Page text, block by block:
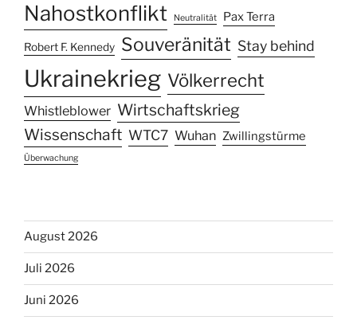
Nahostkonflikt Neutralität Pax Terra
Robert F. Kennedy Souveränität Stay behind
Ukrainekrieg Völkerrecht
Whistleblower Wirtschaftskrieg
Wissenschaft WTC7 Wuhan Zwillingstürme
Überwachung
August 2026
Juli 2026
Juni 2026